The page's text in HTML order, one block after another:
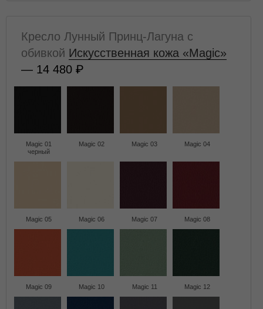
Кресло Лунный Принц-Лагуна с
обивкой Искусственная кожа «Magic»
— 14 480
Magic 01
черный
Magic 02 Magic 03 Magic 04
Magic 05 Magic 06 Magic 07 Magic 08
Magic 09 Magic 10 Magic 11 Magic 12